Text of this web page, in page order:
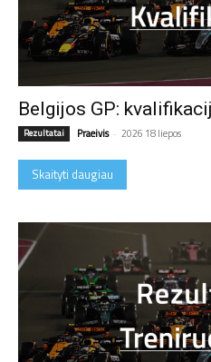
Belgijos GP:
Rezultatai Praeivis - 2026 18 liepos
Skaityti daugiau